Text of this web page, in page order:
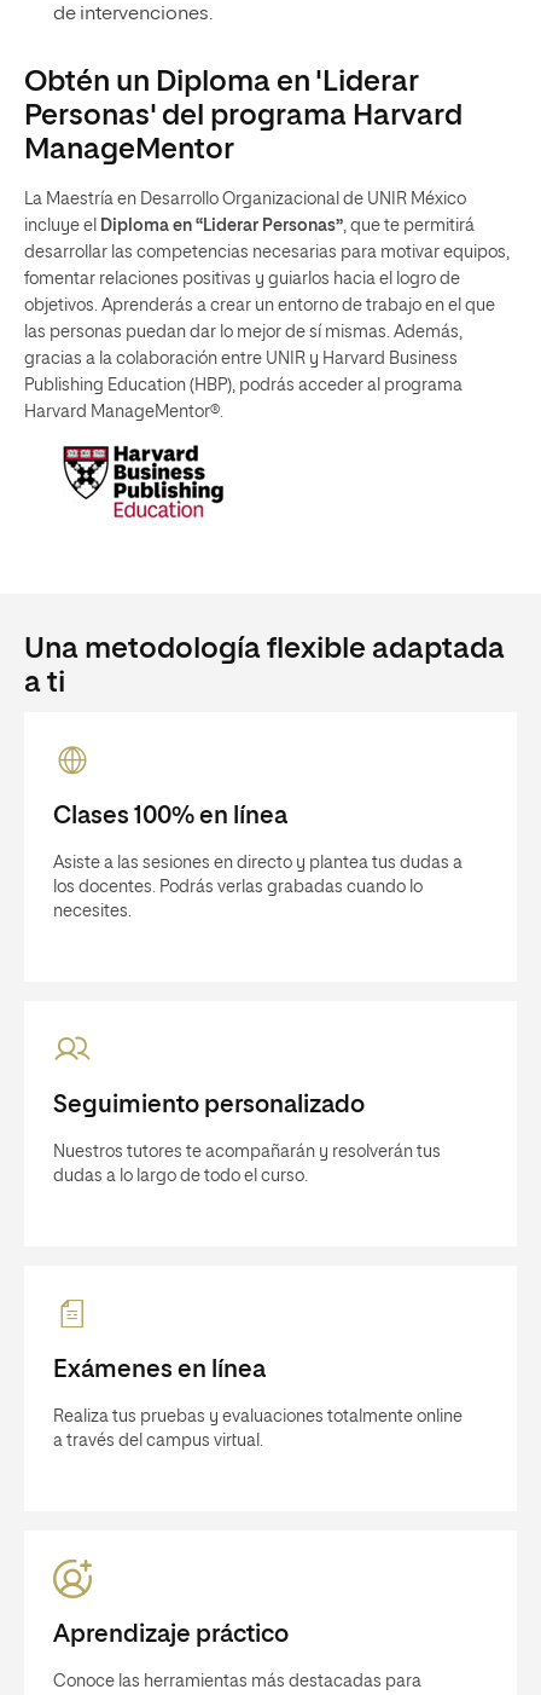
de intervenciones.
Obtén un Diploma en 'Liderar
Personas' del programa Harvard
ManageMentor
La Maestría en Desarrollo Organizacional de UNIR México
incluye el Diploma en “Liderar Personas”, que te permitirá
desarrollar las competencias necesarias para motivar equipos,
fomentar relaciones positivas y guiarlos hacia el logro de
objetivos. Aprenderás a crear un entorno de trabajo en el que
las personas puedan dar lo mejor de sí mismas. Además,
gracias a la colaboración entre UNIR y Harvard Business
Publishing Education (HBP), podrás acceder al programa
Harvard ManageMentor®.
Una metodología flexible adaptada
a ti
Clases 100% en línea
Asiste a las sesiones en directo y plantea tus dudas a
los docentes. Podrás verlas grabadas cuando lo
necesites.
Seguimiento personalizado
Nuestros tutores te acompañarán y resolverán tus
dudas a lo largo de todo el curso.
Exámenes en línea
Realiza tus pruebas y evaluaciones totalmente online
a través del campus virtual.
Aprendizaje práctico
Conoce las herramientas más destacadas para